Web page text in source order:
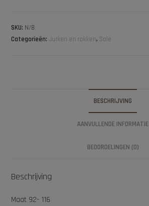
SKU: N/B
Categorieën:Jurken en rokken, Sale
BESCHRIJVING
AANVULLENDE INFORMATIE
BEOORDELINGEN (0)
Beschrijving
Maat 92- 116